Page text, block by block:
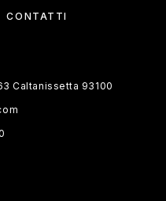
CONTATTI
Caltanissetta 93100